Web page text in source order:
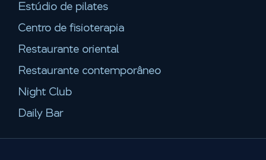
Estúdio de pilates
Centro de fisioterapia
Restaurante oriental
Restaurante contemporâneo
Night Club
Daily Bar